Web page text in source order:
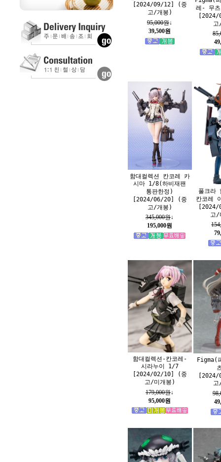
[2024/09/12] (중
고/개봉)
95,000원↓
39,500원
레- 무
함대컬렉션 칸코레 카
시마 1/8(하비재팬
통판한정)
[2024/06/20] (중
고/개봉)
345,000원↓
195,000원
풀크라
칸코레
고/
함대컬렉션-칸코레-
시라누이 1/7
[2024/02/10] (중
고/미개봉)
179,000원↓
95,000원
Figma(